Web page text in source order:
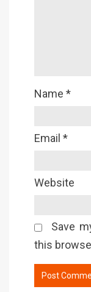
Name *
Email *
Website
Save
this